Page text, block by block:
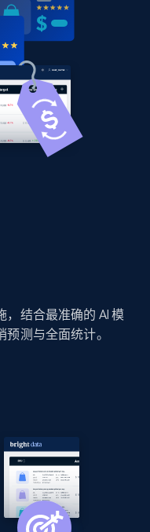
立即开始
on products
number,
Manufacturer,
by
number,
Manufacturer,
by
number,
结合最准确的 AI 模
测与全面统计。